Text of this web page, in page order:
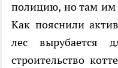
полицию, но там им
Как пояснили
лес вырубается
строительство